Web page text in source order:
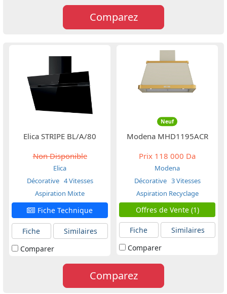
Comparez
Elica STRIPE BL/A/80
Non Disponible
Elica
Décorative 4 Vitesses
Aspiration Mixte
Fiche Technique
Fiche
Similaires
Comparer
Neuf
Modena MHD1195ACR
Prix 118 000 Da
Modena
Décorative 3 Vitesses
Aspiration Recyclage
Offres de Vente (1)
Fiche
Similaires
Comparer
Comparez